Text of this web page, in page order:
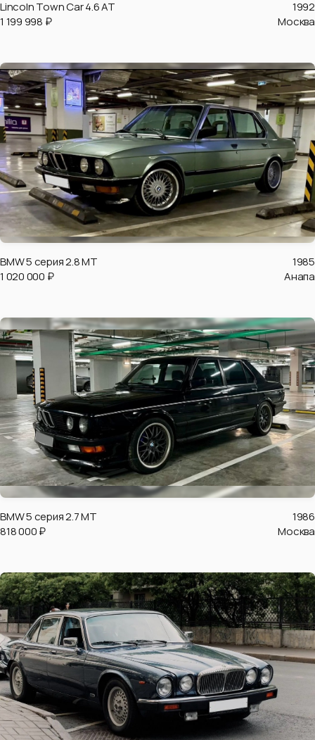
Lincoln Town Car 4.6 AT
1992
1 199 998 ₽
Москва
BMW 5 серия 2.8 MT
1985
1 020 000 ₽
Анапа
BMW 5 серия 2.7 MT
1986
818 000 ₽
Москва